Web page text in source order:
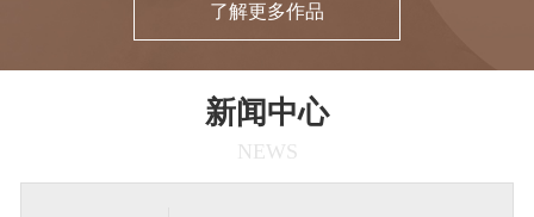
了解更多作品
新闻中心
NEWS